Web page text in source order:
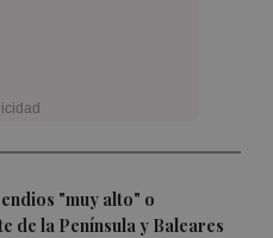
"muy alto" o
de la Península y Baleares